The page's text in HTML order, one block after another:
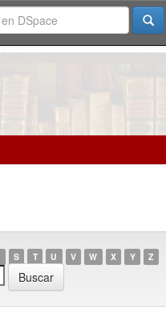
S T U V W X Y Z